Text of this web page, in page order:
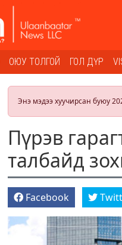
ОЮУ ТОЛГОЙ ГОЛ ДҮР
Энэ мэдээ хуучирсан буюу
Пүрэв
талбайд
Facebook